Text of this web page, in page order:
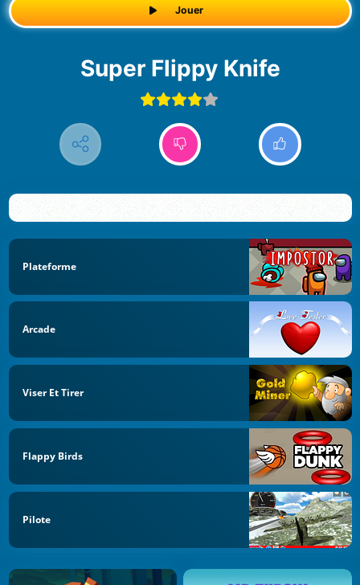
Jouer
Super Flippy Knife
Plateforme
Arcade
Viser Et Tirer
Flappy Birds
Pilote